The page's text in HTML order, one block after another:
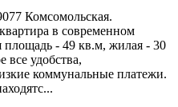
Комсомольская.
в современном
- 49 кв.м, жилая - 30
все удобства,
коммунальные платежи.